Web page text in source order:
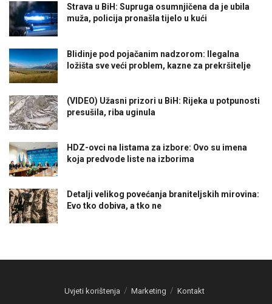
Strava u BiH: Supruga osumnjičena da je ubila
muža, policija pronašla tijelo u kući
Blidinje pod pojačanim nadzorom: Ilegalna
ložišta sve veći problem, kazne za prekršitelje
(VIDEO) Užasni prizori u BiH: Rijeka u potpunosti
presušila, riba uginula
HDZ-ovci na listama za izbore: Ovo su imena
koja predvode liste na izborima
Detalji velikog povećanja braniteljskih mirovina:
Evo tko dobiva, a tko ne
Uvjeti korištenja Marketing Kontakt